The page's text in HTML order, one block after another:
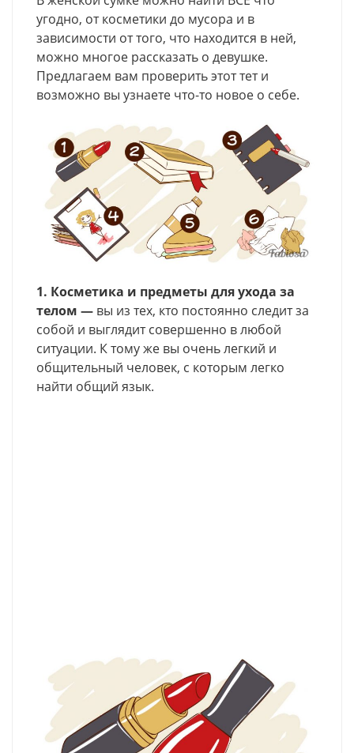
угодно, от косметики до мусора и в
зависимости от того, что находится в ней,
можно многое рассказать о девушке.
Предлагаем вам проверить этот тет и
возможно вы узнаете что-то новое о себе.
1. Косметика и предметы для ухода за
телом — вы из тех, кто постоянно следит за
собой и выглядит совершенно в любой
ситуации. К тому же вы очень легкий и
общительный человек, с которым легко
найти общий язык.